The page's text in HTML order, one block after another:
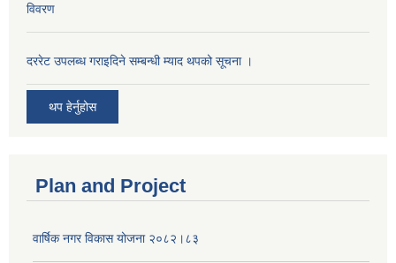
विवरण
दररेट उपलब्ध गराइदिने सम्बन्धी म्याद थपको सूचना ।
थप हेर्नुहोस
Plan and Project
वार्षिक नगर विकास योजना २०८२।८३